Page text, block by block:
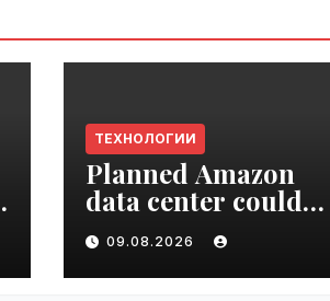
ТЕХНОЛОГИИ
Planned Amazon
data center could
become the biggest
climate polluter in
the U.S. |
09.08.2026